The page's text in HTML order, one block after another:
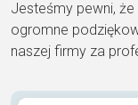
Jesteśmy pewni,
ogromne
naszej firmy za